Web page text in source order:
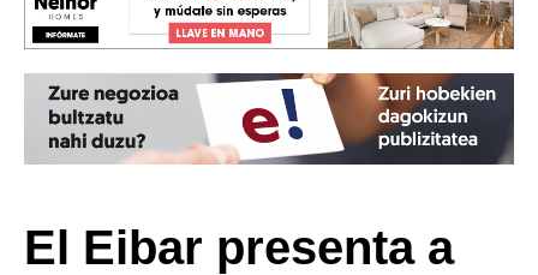
El Eibar presenta a